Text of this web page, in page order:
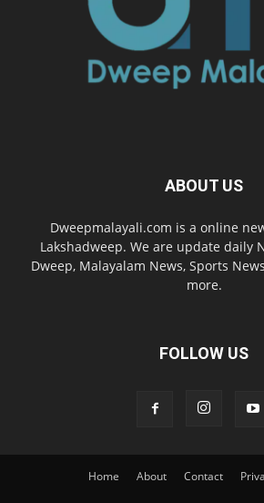
ABOUT US
Dweepmalayali.com is a online
Lakshadweep. We are update daily
Dweep, Malayalam News, Sports
more.
FOLLOW US
Home About Contact